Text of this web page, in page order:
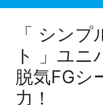
「 シン
ト 」ユニ
脱気FGシ
力！